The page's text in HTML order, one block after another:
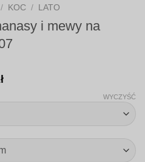
/ KOC / LATO
i mewy na
Zakres
99,00 zł
do
308,00 zł
WYCZYŚĆ